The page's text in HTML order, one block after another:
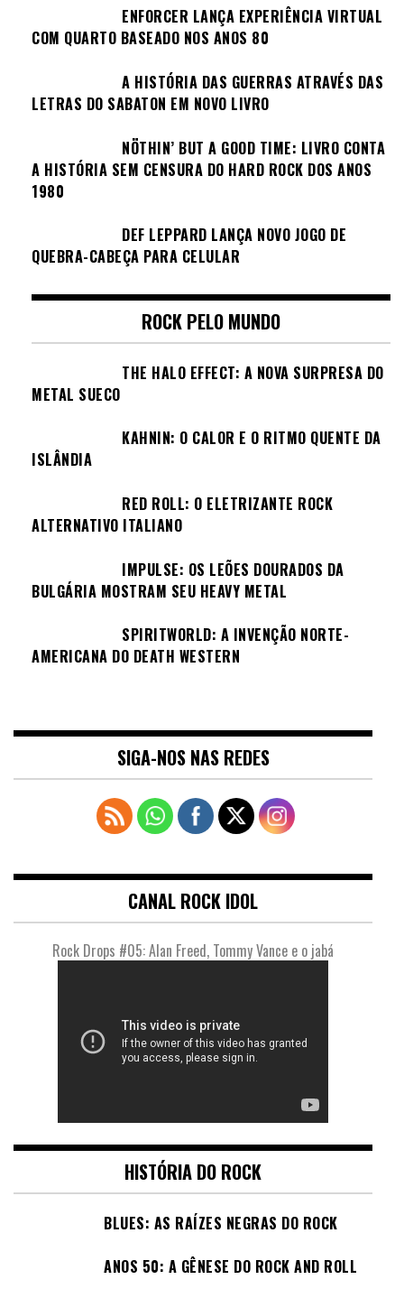
ENFORCER LANÇA EXPERIÊNCIA VIRTUAL
COM QUARTO BASEADO NOS ANOS 80
A HISTÓRIA DAS GUERRAS ATRAVÉS DAS
LETRAS DO SABATON EM NOVO LIVRO
NÖTHIN’ BUT A GOOD TIME: LIVRO CONTA
A HISTÓRIA SEM CENSURA DO HARD ROCK DOS ANOS
1980
DEF LEPPARD LANÇA NOVO JOGO DE
QUEBRA-CABEÇA PARA CELULAR
ROCK PELO MUNDO
THE HALO EFFECT: A NOVA SURPRESA DO
METAL SUECO
KAHNIN: O CALOR E O RITMO QUENTE DA
ISLÂNDIA
RED ROLL: O ELETRIZANTE ROCK
ALTERNATIVO ITALIANO
IMPULSE: OS LEÕES DOURADOS DA
BULGÁRIA MOSTRAM SEU HEAVY METAL
SPIRITWORLD: A INVENÇÃO NORTE-
AMERICANA DO DEATH WESTERN
SIGA-NOS NAS REDES
CANAL ROCK IDOL
Rock Drops #05: Alan Freed, Tommy Vance e o jabá
HISTÓRIA DO ROCK
BLUES: AS RAÍZES NEGRAS DO ROCK
ANOS 50: A GÊNESE DO ROCK AND ROLL